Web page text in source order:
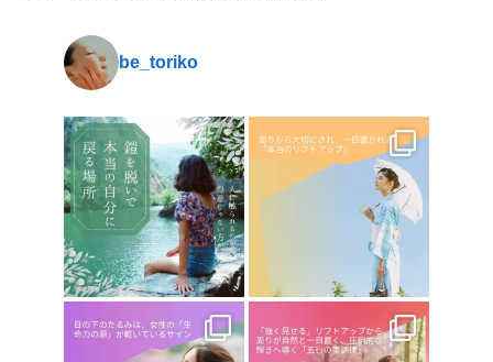
be_toriko